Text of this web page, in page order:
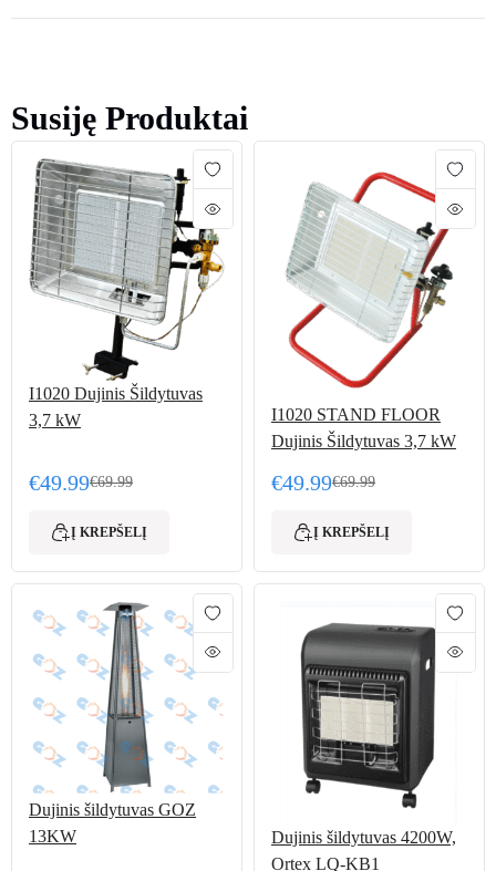
Susiję Produktai
I1020 Dujinis Šildytuvas
3,7 kW
€69.99
Original price was: €69.99.
€49.99
Current price is: €49.99.
Į KREPŠELĮ
I1020 STAND FLOOR
Dujinis Šildytuvas 3,7 kW
€69.99
Original price was:
€49.99
Current price is: €49.99.
Į KREPŠELĮ
Dujinis šildytuvas GOZ
13KW
Dujinis šildytuvas 4200W,
Ortex LQ-KB1